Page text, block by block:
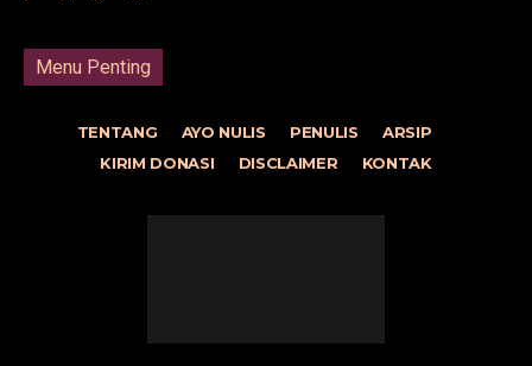
Menu Penting
TENTANG AYO NULIS PENULIS
ARSIP
KIRIM DONASI
DISCLAIMER KONTAK